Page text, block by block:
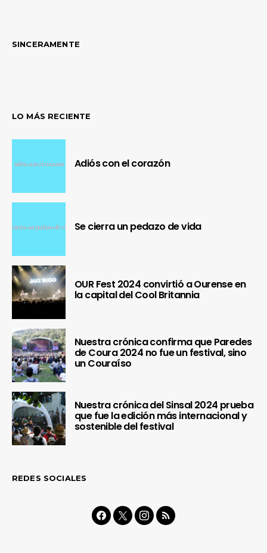
SINCERAMENTE
LO MÁS RECIENTE
Adiós con el corazón
Se cierra un pedazo de vida
OUR Fest 2024 convirtió a Ourense en
la capital del Cool Britannia
Nuestra crónica confirma que Paredes
de Coura 2024 no fue un festival, sino
un Couraíso
Nuestra crónica del Sinsal 2024 prueba
que fue la edición más internacional y
sostenible del festival
REDES SOCIALES